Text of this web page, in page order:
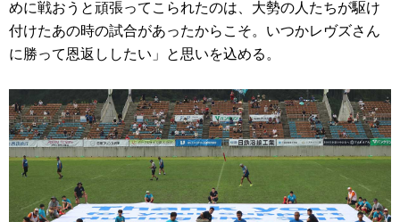
めに戦おうと頑張ってこられたのは、大勢の人たちが駆け
付けたあの時の試合があったからこそ。いつかレヴズさん
に勝って恩返ししたい」と思いを込める。